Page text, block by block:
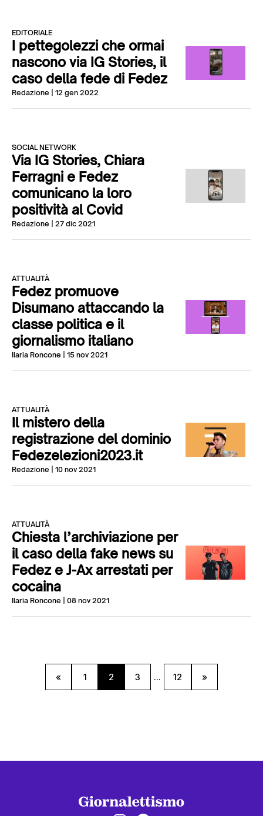
EDITORIALE
I pettegolezzi che ormai
nascono via IG Stories, il
caso della fede di Fedez
Redazione | 12 gen 2022
SOCIAL NETWORK
Via IG Stories, Chiara
Ferragni e Fedez
comunicano la loro
positività al Covid
Redazione | 27 dic 2021
ATTUALITÀ
Fedez promuove
Disumano attaccando la
classe politica e il
giornalismo italiano
Ilaria Roncone | 15 nov 2021
ATTUALITÀ
Il mistero della
registrazione del dominio
Fedezelezioni2023.it
Redazione | 10 nov 2021
ATTUALITÀ
Chiesta l’archiviazione per
il caso della fake news su
Fedez e J-Ax arrestati per
cocaina
Ilaria Roncone | 08 nov 2021
« 1 2 3 ... 12 »